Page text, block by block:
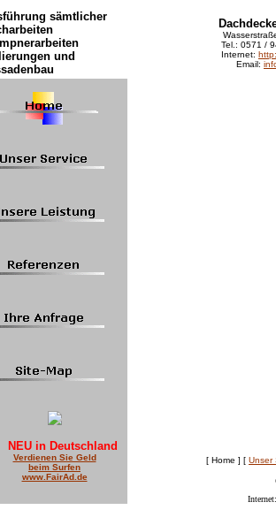
sämtlicher
und
Tel.: 0571 /
Internet:
Email:
NEU in Deutschland
Verdienen Sie Geld
beim Surfen
www.FairAd.de
[ Home ] [ Unser